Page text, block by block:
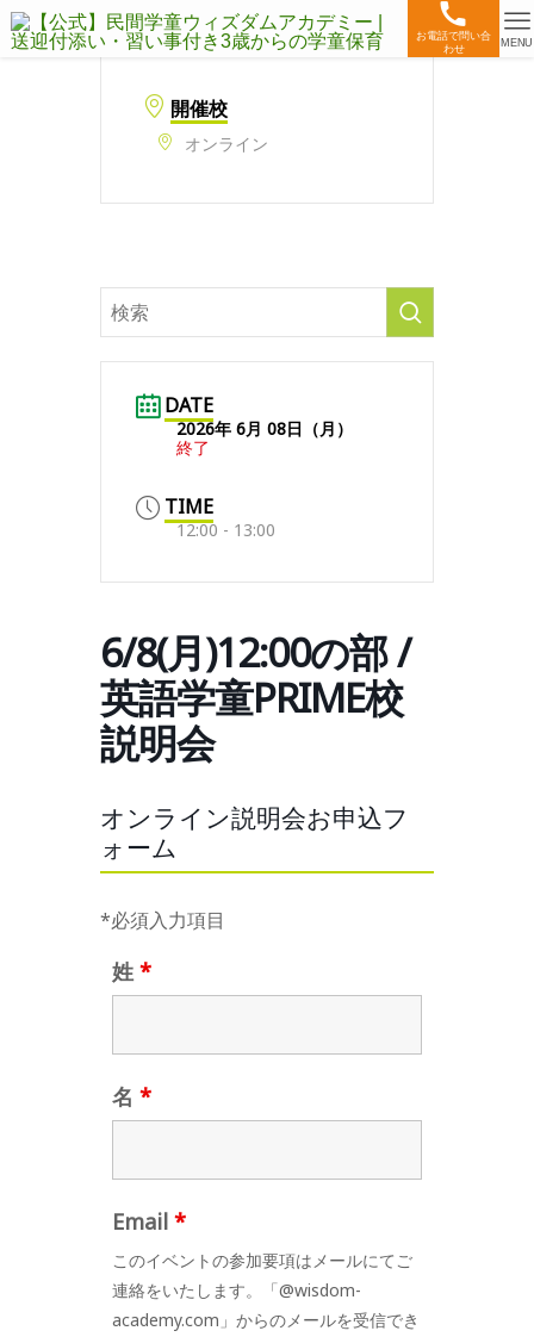
お電話で問い合
わせ
MENU
開催校
オンライン
DATE
2026年 6月 08日（月）
終了
TIME
12:00 - 13:00
6/8(月)12:00の部 /
英語学童PRIME校
説明会
オンライン説明会お申込フ
ォーム
*必須入力項目
姓 *
名 *
Email *
このイベントの参加要項はメールにてご
連絡をいたします。「@wisdom-
academy.com」からのメールを受信でき